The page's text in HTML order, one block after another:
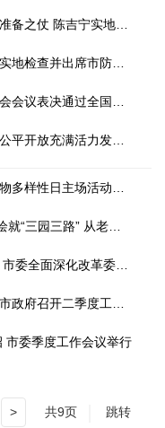
情况并调研污水治理效能提升工作
免悬空脱节 确保“责任上肩、工作上手”
过全国首部省级相关立法
生态 上海市服务业大会召开
日主场活动在崇明举行
从老城厢到外滩 步步生花
化改革委员会会议举行
召开二季度工作会议
市委季度工作会议举行
> 共9页 跳转